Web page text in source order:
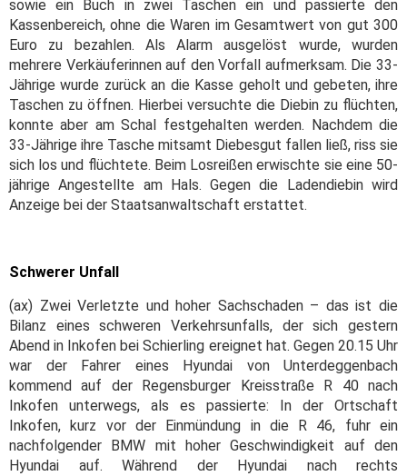
sowie ein Buch in zwei Taschen ein und passierte den
Kassenbereich, ohne die Waren im Gesamtwert von gut 300
Euro zu bezahlen. Als Alarm ausgelöst wurde, wurden
mehrere Verkäuferinnen auf den Vorfall aufmerksam. Die 33-
Jährige wurde zurück an die Kasse geholt und gebeten, ihre
Taschen zu öffnen. Hierbei versuchte die Diebin zu flüchten,
konnte aber am Schal festgehalten werden. Nachdem die
33-Jährige ihre Tasche mitsamt Diebesgut fallen ließ, riss sie
sich los und flüchtete. Beim Losreißen erwischte sie eine 50-
jährige Angestellte am Hals. Gegen die Ladendiebin wird
Anzeige bei der Staatsanwaltschaft erstattet.
Schwerer Unfall
(ax) Zwei Verletzte und hoher Sachschaden – das ist die
Bilanz eines schweren Verkehrsunfalls, der sich gestern
Abend in Inkofen bei Schierling ereignet hat. Gegen 20.15 Uhr
war der Fahrer eines Hyundai von Unterdeggenbach
kommend auf der Regensburger Kreisstraße R 40 nach
Inkofen unterwegs, als es passierte: In der Ortschaft
Inkofen, kurz vor der Einmündung in die R 46, fuhr ein
nachfolgender BMW mit hoher Geschwindigkeit auf den
Hyundai auf. Während der Hyundai nach rechts